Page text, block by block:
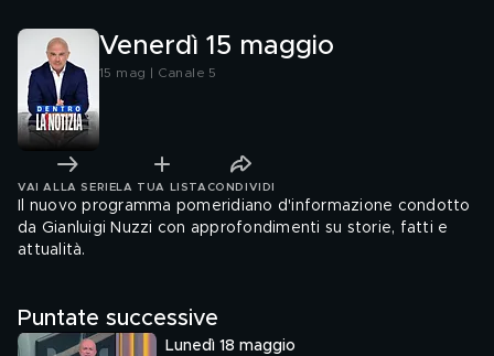
Venerdì 15 maggio
15 mag | Canale 5
VAI ALLA SERIE LA TUA LISTA CONDIVIDI
Il nuovo programma pomeridiano d'informazione condotto
da Gianluigi Nuzzi con approfondimenti su storie, fatti e
attualità.
Puntate successive
Lunedì 18 maggio